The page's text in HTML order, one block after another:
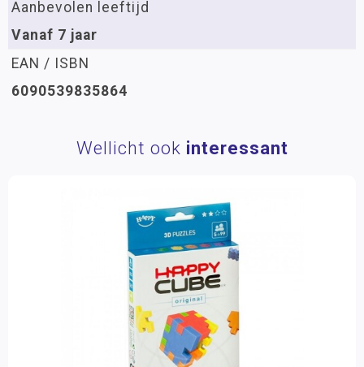
Aanbevolen leeftijd
Vanaf 7 jaar
EAN / ISBN
6090539835864
Wellicht ook interessant